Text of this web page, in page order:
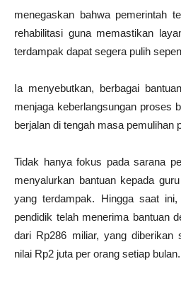
menegaskan bahwa pemerintah
rehabilitasi guna memastikan
terdampak dapat segera pulih
Ia menyebutkan, berbagai
menjaga keberlangsungan proses
berjalan di tengah masa pemulihan
Tidak hanya fokus pada sarana
menyalurkan bantuan kepada
yang terdampak. Hingga saat
pendidik telah menerima bantuan
dari Rp286 miliar, yang diberikan
nilai Rp2 juta per orang setiap bulan.